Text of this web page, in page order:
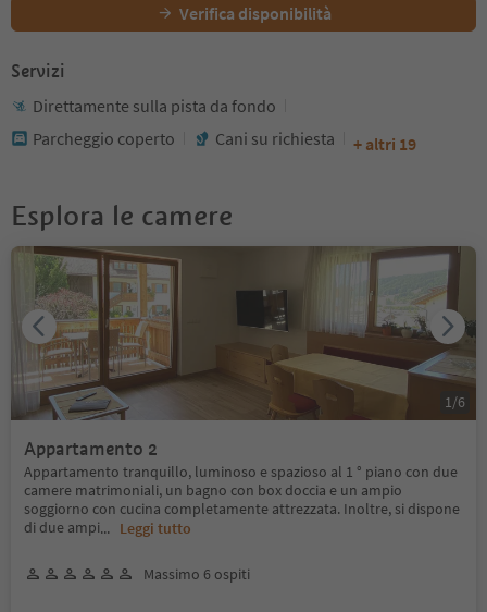
Verifica disponibilità
Servizi
Direttamente sulla pista da fondo
Parcheggio coperto
Cani su richiesta + altri 19
Esplora le camere
Appartamento 2
Appartamento tranquillo, luminoso e spazioso al 1 ° piano con due
camere matrimoniali, un bagno con box doccia e un ampio
soggiorno con cucina completamente attrezzata. Inoltre, si dispone
di due ampi... Leggi tutto
Massimo 6 ospiti
1 /6